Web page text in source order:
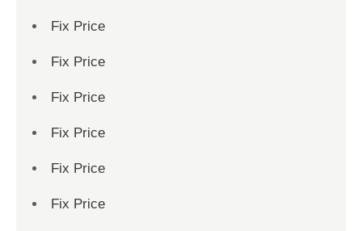
Fix Price
Fix Price
Fix Price
Fix Price
Fix Price
Fix Price